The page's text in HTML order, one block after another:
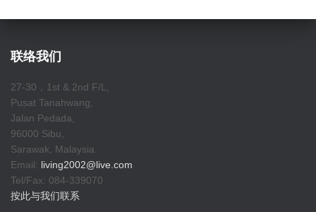
联络我们
27-30，1st & 2nd F/L,
Pusat Tanahwang,
Jalan Pedada,
96000 Sibu,
Sarawak, Malaysia.
Email: living2002@live.com
Tel/Fax: 084-339070
按此与我们联系